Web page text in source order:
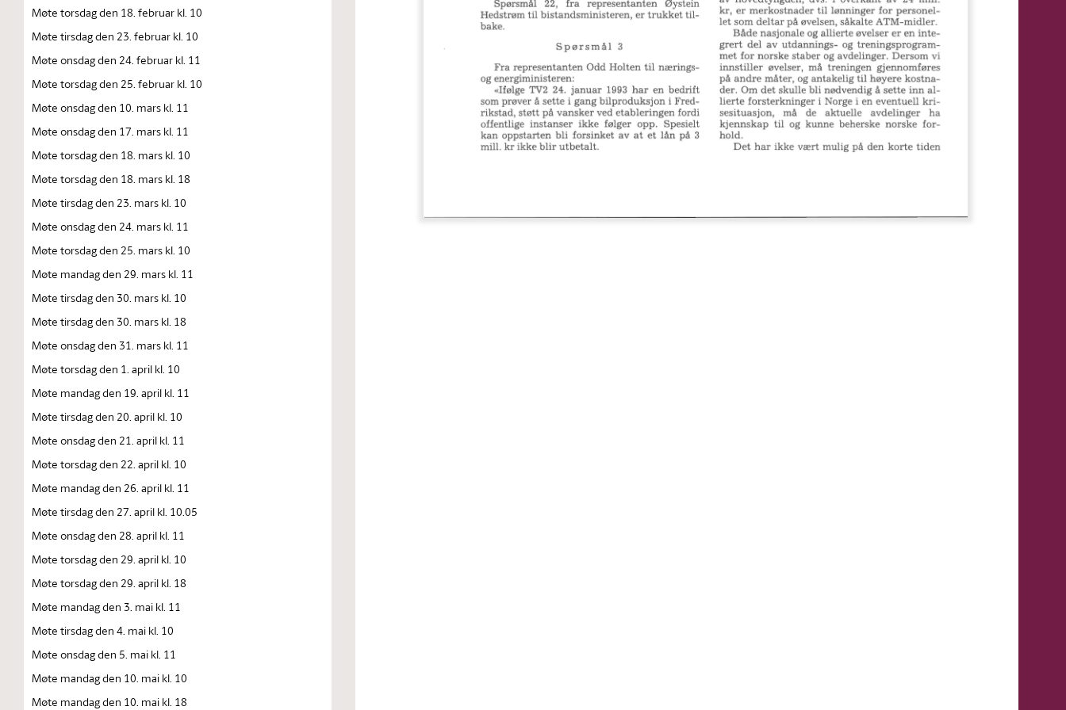
Møte torsdag den 18. februar kl. 10
Møte tirsdag den 23. februar kl. 10
Møte onsdag den 24. februar kl. 11
Møte torsdag den 25. februar kl. 10
Møte onsdag den 10. mars kl. 11
Møte onsdag den 17. mars kl. 11
Møte torsdag den 18. mars kl. 10
Møte torsdag den 18. mars kl. 18
Møte tirsdag den 23. mars kl. 10
Møte onsdag den 24. mars kl. 11
Møte torsdag den 25. mars kl. 10
Møte mandag den 29. mars kl. 11
Møte tirsdag den 30. mars kl. 10
Møte tirsdag den 30. mars kl. 18
Møte onsdag den 31. mars kl. 11
Møte torsdag den 1. april kl. 10
Møte mandag den 19. april kl. 11
Møte tirsdag den 20. april kl. 10
Møte onsdag den 21. april kl. 11
Møte torsdag den 22. april kl. 10
Møte mandag den 26. april kl. 11
Møte tirsdag den 27. april kl. 10.05
Møte onsdag den 28. april kl. 11
Møte torsdag den 29. april kl. 10
Møte torsdag den 29. april kl. 18
Møte mandag den 3. mai kl. 11
Møte tirsdag den 4. mai kl. 10
Møte onsdag den 5. mai kl. 11
Møte mandag den 10. mai kl. 10
Møte mandag den 10. mai kl. 18